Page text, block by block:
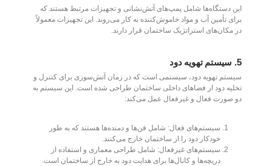
این دستگاه‌ها شامل پمپ‌های آتش‌نشانی و تجهیزات مرتبط هستند که
برای تأمین آب و مواد خاموش‌کننده به کار می‌روند. این تجهیزات معمولاً
در مکان‌های استراتژیک ساختمان قرار دارند.
5. سیستم تهویه دود
سیستم تهویه دود، سیستمی است که در زمان آتش‌سوزی برای کنترل و
تخلیه دود از فضاهای داخلی ساختمان طراحی شده است. این سیستم به
دو صورت فعال و غیرفعال عمل می‌کند:
سیستم‌های فعال: شامل فن‌ها و دمنده‌ها هستند که به طور
خودکار دود را از ساختمان خارج می‌کنند.
سیستم‌های غیرفعال: شامل طراحی معماری و استفاده از
دریچه‌ها و کانال‌ها برای هدایت دود به خارج از ساختمان است.